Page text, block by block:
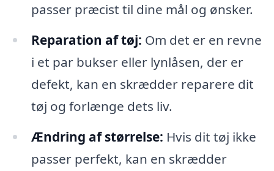
passer præcist til dine mål og ønsker.
Reparation af tøj: Om det er en revne
i et par bukser eller lynlåsen, der er
defekt, kan en skrædder reparere dit
tøj og forlænge dets liv.
Ændring af størrelse: Hvis dit tøj ikke
passer perfekt, kan en skrædder